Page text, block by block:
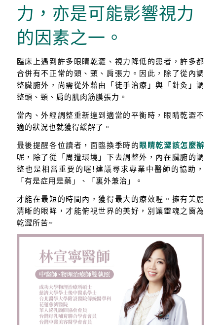
力，亦是可能影響視力
的因素之一。
臨床上遇到許多眼睛乾澀、視力降低的患者，許多都
合併有不正常的頭、頸、肩張力。因此，除了從內調
整臟腑外，尚需從外藉由「徒手治療」與「針灸」調
整頭、頸、肩的肌肉筋膜張力。
當內、外經調整重新達到適當的平衡時，眼睛乾澀不
適的狀況也就獲得緩解了。
最後提醒各位讀者，面臨換季時的眼睛乾澀該怎麼辦
呢，除了從「周遭環境」下去調整外，內在臟腑的調
整也是相當重要的喔!建議尋求專業中醫師的協助，
「有是症用是藥」、「裏外兼治」。
才能在最短的時間內，獲得最大的療效喔。擁有美麗
清晰的眼眸，才能俯視世界的美好，別讓靈魂之窗為
乾澀所苦~